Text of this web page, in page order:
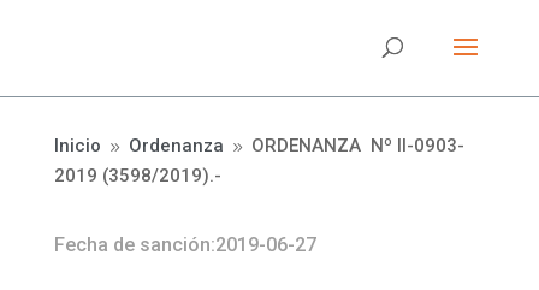
Inicio 9 Ordenanza 9 ORDENANZA Nº II-0903-
2019 (3598/2019).-
Fecha de sanción:2019-06-27